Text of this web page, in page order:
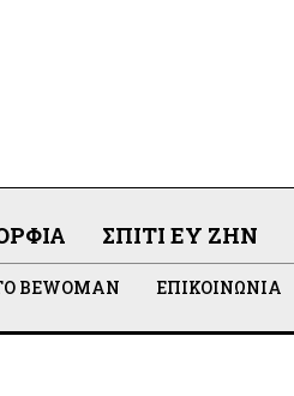
ΣΠΊΤΙ ΕΥ ΖΗΝ
BEWOMAN ΕΠΙΚΟΙΝΩΝΊΑ